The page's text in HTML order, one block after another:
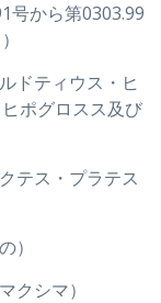
号から第0303.99
ドティウス・ヒ
ポグロスス及び
テス・プラテス
）
クシマ）